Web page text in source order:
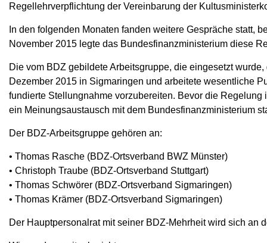
Regellehrverpflichtung der Vereinbarung der
In den folgenden Monaten fanden weitere Gespräche statt,
November 2015 legte das Bundesfinanzministerium diese
Die vom BDZ gebildete Arbeitsgruppe, die eingesetzt
Dezember 2015 in Sigmaringen und arbeitete wesentliche
fundierte Stellungnahme vorzubereiten. Bevor die
ein Meinungsaustausch mit dem Bundesfinanzministerium
Der BDZ-Arbeitsgruppe gehören an:
• Thomas Rasche (BDZ-Ortsverband BWZ Münster)
• Christoph Traube (BDZ-Ortsverband Stuttgart)
• Thomas Schwörer (BDZ-Ortsverband Sigmaringen)
• Thomas Krämer (BDZ-Ortsverband Sigmaringen)
Der Hauptpersonalrat mit seiner BDZ-Mehrheit wird sich an